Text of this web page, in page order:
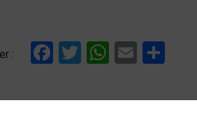
: Facebook
Twitter
WhatsApp
Email